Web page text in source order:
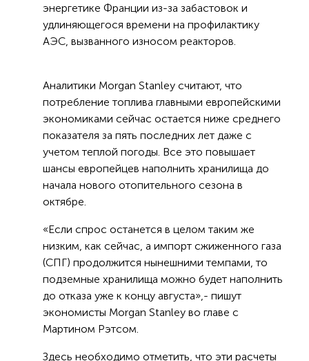
энергетике Франции из-за забастовок и
удлиняющегося времени на профилактику
АЭС, вызванного износом реакторов.
Аналитики Morgan Stanley считают, что
потребление топлива главными европейскими
экономиками сейчас остается ниже среднего
показателя за пять последних лет даже с
учетом теплой погоды. Все это повышает
шансы европейцев наполнить хранилища до
начала нового отопительного сезона в
октябре.
«Если спрос останется в целом таким же
низким, как сейчас, а импорт сжиженного газа
(СПГ) продолжится нынешними темпами, то
подземные хранилища можно будет наполнить
до отказа уже к концу августа»,- пишут
экономисты Morgan Stanley во главе с
Мартином Рэтсом.
Здесь необходимо отметить, что эти расчеты